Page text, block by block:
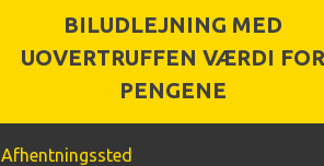
BILUDLEJNING MED
UOVERTRUFFEN VÆRDI FOR
PENGENE
Afhentningssted